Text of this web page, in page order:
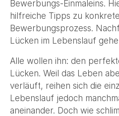
Bewerbungs-Einmaleins.
hilfreiche Tipps zu
Bewerbungsprozess.
Lücken im Lebenslauf
Alle wollen ihn: den
Lücken. Weil das Leben
verläuft, reihen sich die
Lebenslauf jedoch
aneinander. Doch wie